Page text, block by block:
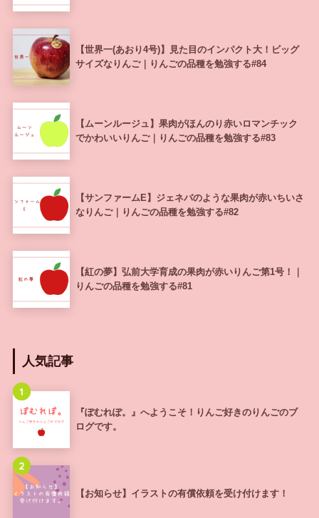
【世界一(あおり4号)】見た目のインパクト大！ビッグ
サイズなりんご｜りんごの品種を勉強する#84
【ムーンルージュ】果肉がほんのり赤いロマンチック
でかわいいりんご｜りんごの品種を勉強する#83
【サンファームE】ジェネバのような果肉が赤いちいさ
なりんご｜りんごの品種を勉強する#82
【紅の夢】弘前大学育成の果肉が赤いりんご第1号！｜
りんごの品種を勉強する#81
人気記事
1
『ぽむれぽ。』へようこそ！りんご好きのりんごのブ
ログです。
2
【お知らせ】イラストの有償依頼を受け付けます！